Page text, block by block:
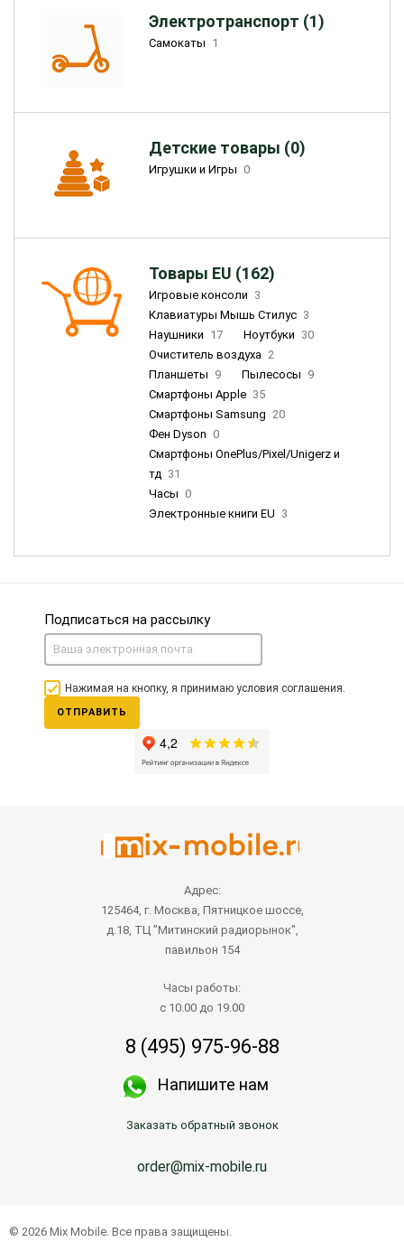
Электротранспорт (1)
Самокаты 1
Детские товары (0)
Игрушки и Игры 0
Товары EU (162)
Игровые консоли 3
Клавиатуры Мышь Стилус 3
Наушники 17 Ноутбуки 30
Очиститель воздуха 2
Планшеты 9 Пылесосы 9
Смартфоны Apple 35
Смартфоны Samsung 20
Фен Dyson 0
Смартфоны OnePlus/Pixel/Unigerz и
тд 31
Часы 0
Электронные книги EU 3
Подписаться на рассылку
Нажимая на кнопку, я принимаю условия соглашения.
ОТПРАВИТЬ
Адрес:
125464, г. Москва, Пятницкое шоссе,
д.18, ТЦ "Митинский радиорынок",
павильон 154
Часы работы:
с 10.00 до 19.00
8 (495) 975-96-88
Напишите нам
Заказать обратный звонок
order@mix-mobile.ru
© 2026 Mix Mobile. Все права защищены.